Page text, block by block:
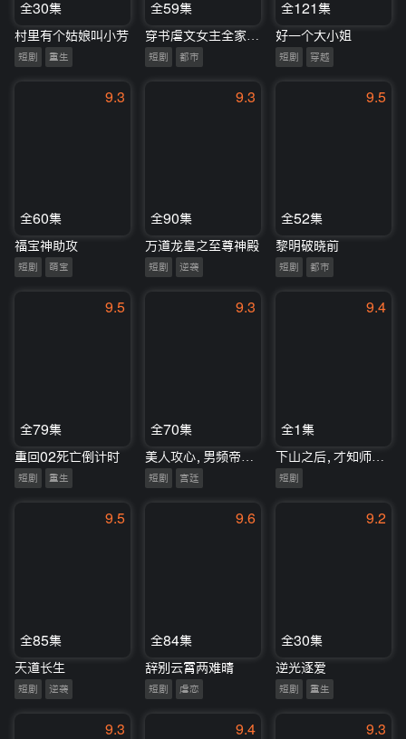
全30集
村里有个姑娘叫小芳
短剧 重生
全59集
短剧 都市
全121集
好一个大小姐
短剧 穿越
9.3
全60集
福宝神助攻
短剧 萌宝
9.3
全90集
万道龙皇之至尊神殿
短剧 逆袭
9.5
全52集
黎明破晓前
短剧 都市
9.5
全79集
重回02死亡倒计时
短剧 重生
9.3
全70集
短剧 宫廷
9.4
全1集
短剧
9.5
全85集
天道长生
短剧 逆袭
9.6
全84集
辞别云霄两难晴
短剧 虐恋
9.2
全30集
逆光逐爱
短剧 重生
9.3 9.4 9.3